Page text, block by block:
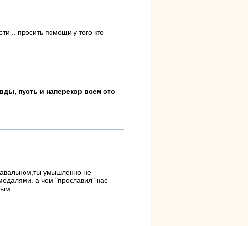
.. просить помощи у того кто
пусть и наперекор всем это
умышленно не
а чем "прославил" нас